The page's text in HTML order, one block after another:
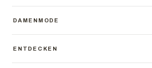
T-Shirts
Caps & Accessoires
DAMENMODE
Damen Oberteile
ENTDECKEN